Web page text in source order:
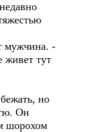
мужчина. -
живет тут
но
Он
шорохом